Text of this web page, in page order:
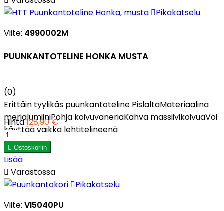
Pikakatselu
Viite: 4990002M
PUUNKANTOTELINE HONKA MUSTA
(0)
Erittäin tyylikäs puunkantoteline PislaltaMateriaalina
merialumiiniPohja koivuvaneriaKahva massiivikoivuaVoi
käyttää vaikka lehtitelineenä
Hinta128,90 €
 Ostoskoriin
Lisää
 Varastossa
Pikakatselu
Viite: VI5040PU